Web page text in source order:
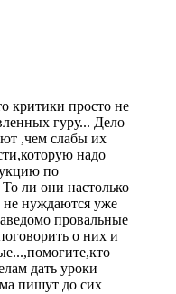
критики просто не
гуру... Дело
,чем слабы их
надо
по
ли они настолько
не нуждаются уже
провальные
о них и
дать уроки
пишут до сих